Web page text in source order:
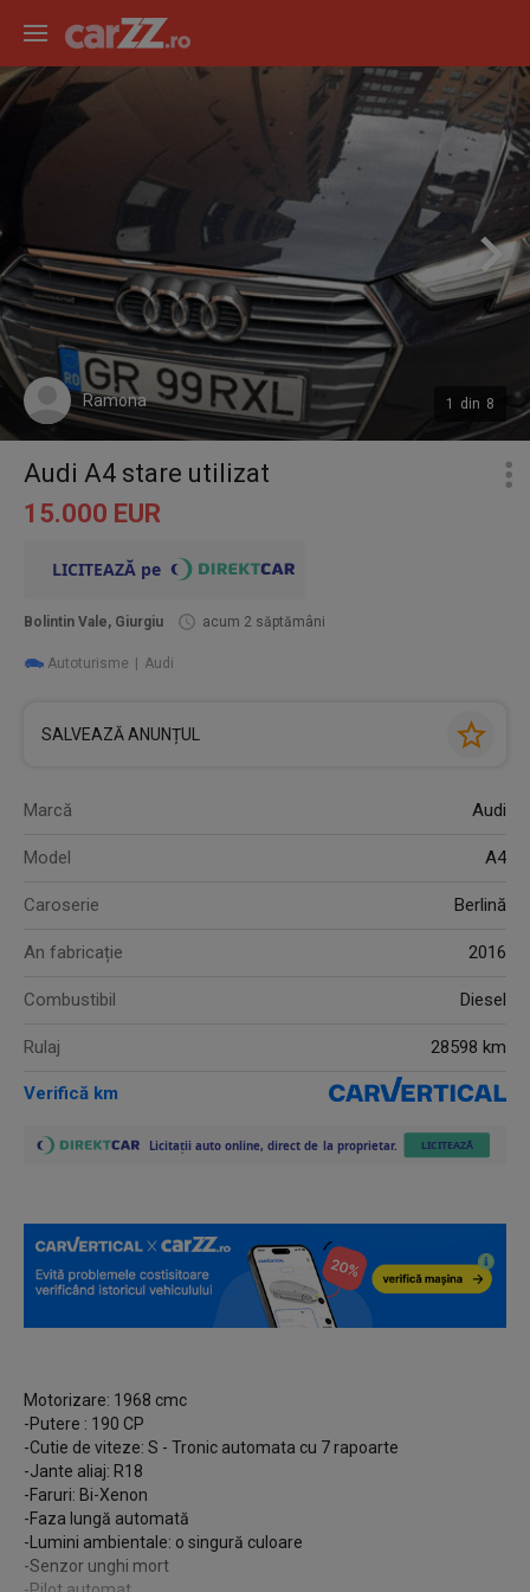
1 din 8
Ramona
Audi A4 stare utilizat
15.000 EUR
Bolintin Vale, Giurgiu acum 2 săptămâni
Autoturisme Audi
SALVEAZĂ ANUNȚUL
Marcă Audi
Model A4
Caroserie Berlină
An fabricație 2016
Combustibil Diesel
Rulaj 28598 km
Verifică km
Motorizare: 1968 cmc
-Putere : 190 CP
-Cutie de viteze: S - Tronic automata cu 7 rapoarte
-Jante aliaj: R18
-Faruri: Bi-Xenon
-Faza lungă automată
-Lumini ambientale: o singură culoare
-Senzor unghi mort